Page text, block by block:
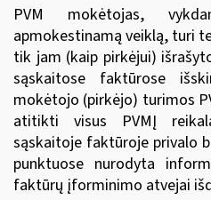
PVM mokėtojas,
apmokestinamą veiklą, turi
tik jam (kaip pirkėjui)
sąskaitose faktūrose
mokėtojo (pirkėjo) turimos
atitikti visus PVMĮ
sąskaitoje faktūroje privalo
punktuose nurodyta
faktūrų įforminimo atvejai